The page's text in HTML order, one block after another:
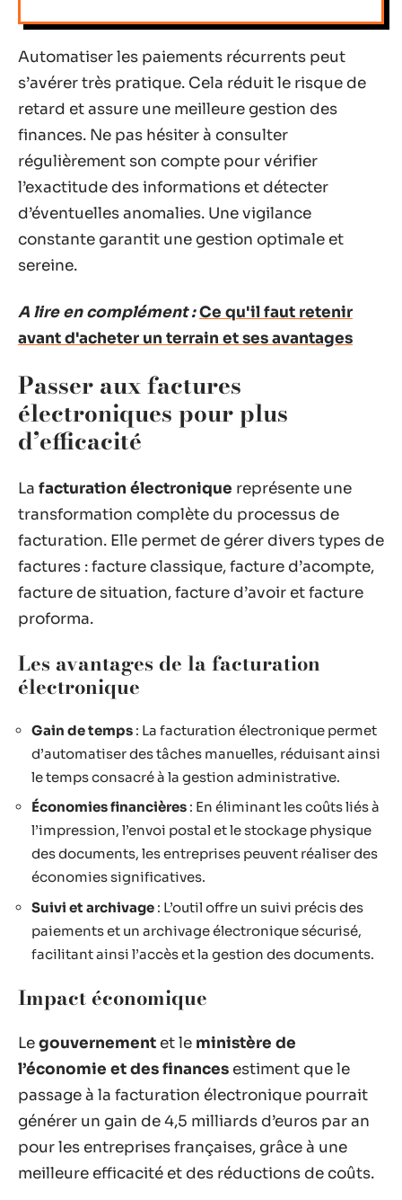
Automatiser les paiements récurrents peut
s’avérer très pratique. Cela réduit le risque de
retard et assure une meilleure gestion des
finances. Ne pas hésiter à consulter
régulièrement son compte pour vérifier
l’exactitude des informations et détecter
d’éventuelles anomalies. Une vigilance
constante garantit une gestion optimale et
sereine.
A lire en complément :Ce qu'il faut retenir
avant d'acheter un terrain et ses avantages
Passer aux factures
électroniques pour plus
d’efficacité
La facturation électronique représente une
transformation complète du processus de
facturation. Elle permet de gérer divers types de
factures : facture classique, facture d’acompte,
facture de situation, facture d’avoir et facture
proforma.
Les avantages de la facturation
électronique
Gain de temps : La facturation électronique permet
d’automatiser des tâches manuelles, réduisant ainsi
le temps consacré à la gestion administrative.
Économies financières : En éliminant les coûts liés à
l’impression, l’envoi postal et le stockage physique
des documents, les entreprises peuvent réaliser des
économies significatives.
Suivi et archivage : L’outil offre un suivi précis des
paiements et un archivage électronique sécurisé,
facilitant ainsi l’accès et la gestion des documents.
Impact économique
Legouvernement et le ministère de
l’économie et des finances estiment que le
passage à la facturation électronique pourrait
générer un gain de 4,5 milliards d’euros par an
pour les entreprises françaises, grâce à une
meilleure efficacité et des réductions de coûts.